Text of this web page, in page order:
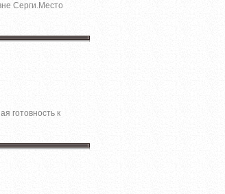
Серги.Место
готовность к